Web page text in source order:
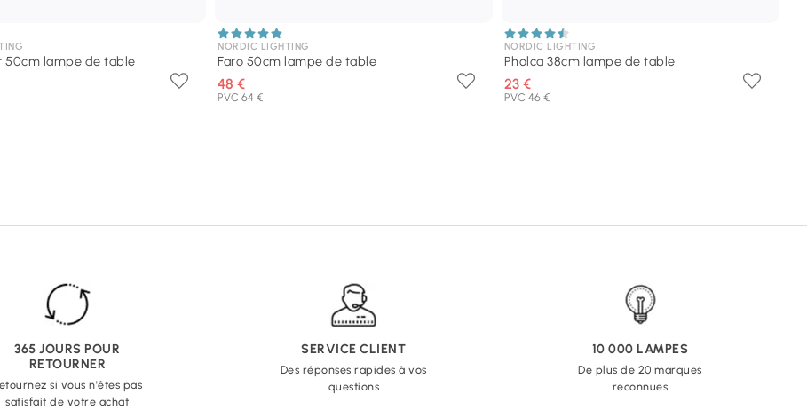
50cm lampe de table
NORDIC LIGHTING
Faro 50cm lampe de table
48 €
PVC 64 €
NORDIC LIGHTING
Pholca 38cm lampe de table
23 €
PVC 46 €
365 JOURS POUR
RETOURNER
si vous n'êtes pas
satisfait de votre achat
SERVICE CLIENT
Des réponses rapides à vos
questions
10 000 LAMPES
De plus de 20 marques
reconnues